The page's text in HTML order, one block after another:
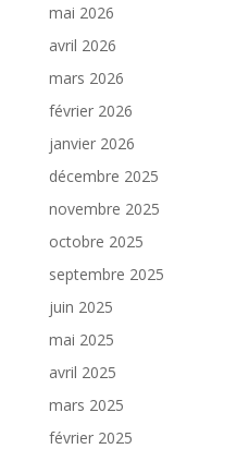
mai 2026
avril 2026
mars 2026
février 2026
janvier 2026
décembre 2025
novembre 2025
octobre 2025
septembre 2025
juin 2025
mai 2025
avril 2025
mars 2025
février 2025